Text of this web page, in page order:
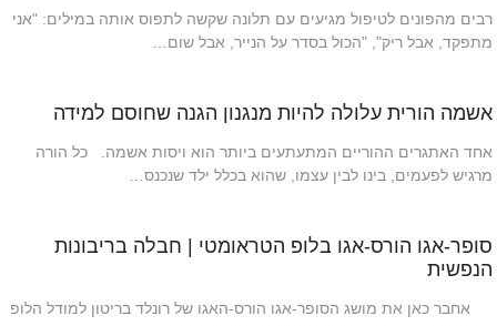
רבים מהפונים לטיפול מגיעים עם תלונה שקשה לתפוס אותה במילים: "אני
מתפקד, אבל ריק", "הכול בסדר על הנייר, אבל שום…
אשמה הורית עלולה להיות מנגנון הגנה שחוסם למידה
אחד האתגרים ההוריים המתעתעים ביותר הוא ויסות אשמה. כל הורה
מרגיש לפעמים, בינו לבין עצמו, שהוא בכלל ילד שנכנס…
סופר-אגו הורס-אגו בלופ הטראומטי | חבלה בריבונות
הנפשית
אחבר כאן את מושג הסופר-אגו הורס-האגו של רונלד בריטון למודל הלופ